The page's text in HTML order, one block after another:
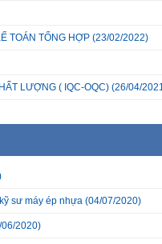
TOÁN TỔNG HỢP (23/02/2022)
LƯỢNG ( IQC-OQC) (26/04/
sư máy ép nhựa (04/07/2020)
2020)